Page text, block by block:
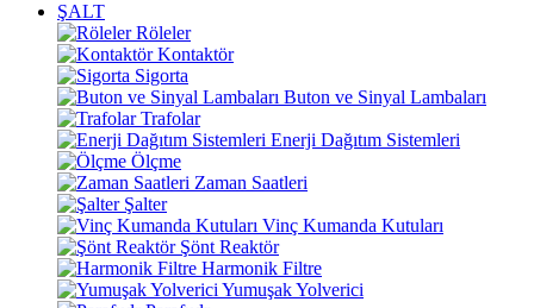
ŞALT
Röleler
Kontaktör
Sigorta
Buton ve Sinyal Lambaları
Trafolar
Enerji Dağıtım Sistemleri
Ölçme
Zaman Saatleri
Şalter
Vinç Kumanda Kutuları
Şönt Reaktör
Harmonik Filtre
Yumuşak Yolverici